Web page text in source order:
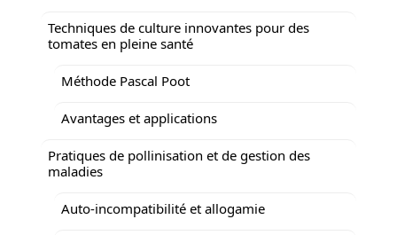
Techniques de culture innovantes pour des
tomates en pleine santé
Méthode Pascal Poot
Avantages et applications
Pratiques de pollinisation et de gestion des
maladies
Auto-incompatibilité et allogamie